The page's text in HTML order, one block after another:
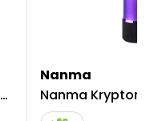
Nanma
Nanma Krypton